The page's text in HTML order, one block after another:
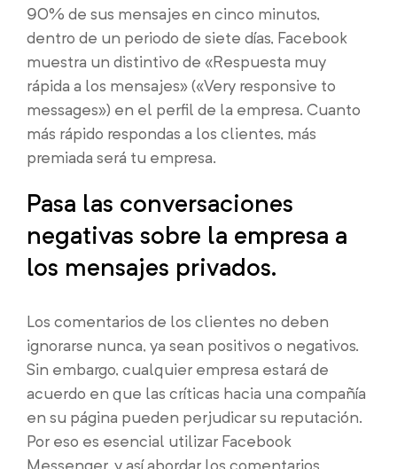
90% de sus mensajes en cinco minutos,
dentro de un periodo de siete días, Facebook
muestra un distintivo de «Respuesta muy
rápida a los mensajes» («Very responsive to
messages») en el perfil de la empresa. Cuanto
más rápido respondas a los clientes, más
premiada será tu empresa.
Pasa las conversaciones
negativas sobre la empresa a
los mensajes privados.
Los comentarios de los clientes no deben
ignorarse nunca, ya sean positivos o negativos.
Sin embargo, cualquier empresa estará de
acuerdo en que las críticas hacia una compañía
en su página pueden perjudicar su reputación.
Por eso es esencial utilizar Facebook
Messenger, y así abordar los comentarios